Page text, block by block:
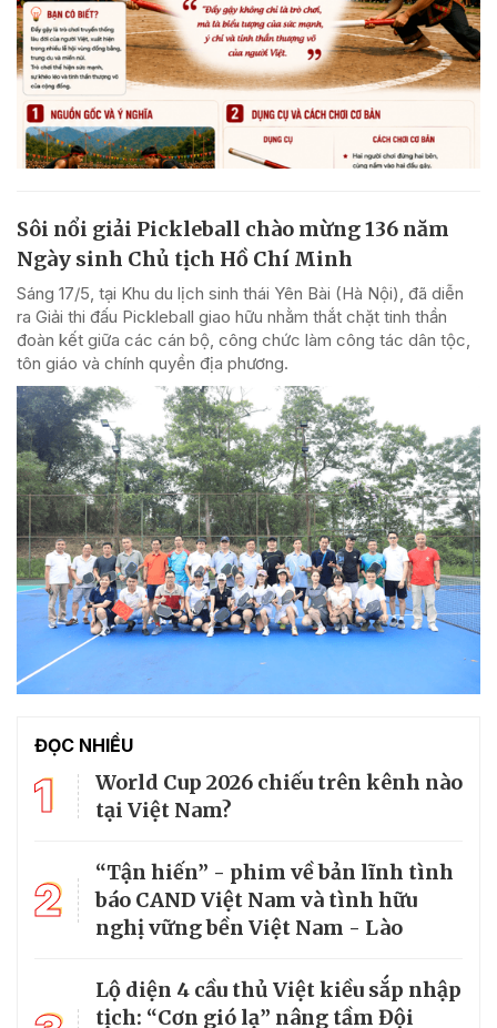
Sôi nổi giải Pickleball chào mừng 136 năm
Ngày sinh Chủ tịch Hồ Chí Minh
Sáng 17/5, tại Khu du lịch sinh thái Yên Bài (Hà Nội), đã diễn
ra Giải thi đấu Pickleball giao hữu nhằm thắt chặt tinh thần
đoàn kết giữa các cán bộ, công chức làm công tác dân tộc,
tôn giáo và chính quyền địa phương.
ĐỌC NHIỀU
1
World Cup 2026 chiếu trên kênh nào
tại Việt Nam?
2
“Tận hiến” - phim về bản lĩnh tình
báo CAND Việt Nam và tình hữu
nghị vững bền Việt Nam - Lào
Lộ diện 4 cầu thủ Việt kiều sắp nhập
tịch: “Cơn gió lạ” nâng tầm Đội